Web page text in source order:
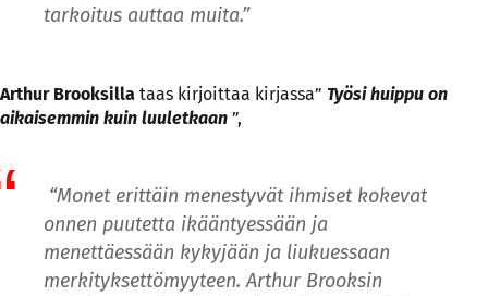
tarkoitus auttaa muita.”
Arthur Brooksilla taas kirjoittaa kirjassa” Työsi huippu on
aikaisemmin kuin luuletkaan ”,
“Monet erittäin menestyvät ihmiset kokevat
onnen puutetta ikääntyessään ja
menettäessään kykyjään ja liukuessaan
merkityksettömyyteen. Arthur Brooksin